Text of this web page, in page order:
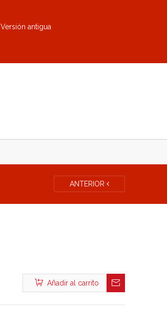
Versión antigua
ANTERIOR
Añadir al carrito